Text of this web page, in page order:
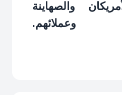
والصهاينة
وعملائهم.